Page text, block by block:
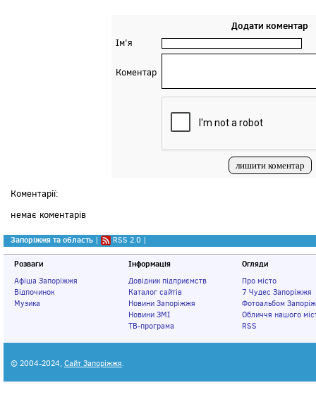
Додати коментар
Ім'я
Коментар
Коментарії:
немає коментарів
Запоріжжя та область | RSS 2.0 |
Розваги
Афіша Запоріжжя
Відпочинок
Музика
Інформація
Довідник підприємств
Каталог сайтів
Новини Запоріжжя
Новини ЗМІ
ТВ-програма
Огляди
Про місто
7 Чудес Запоріжжя
Фотоальбом
Обличчя нашого
RSS
© 2004-2024, Сайт Запоріжжя.